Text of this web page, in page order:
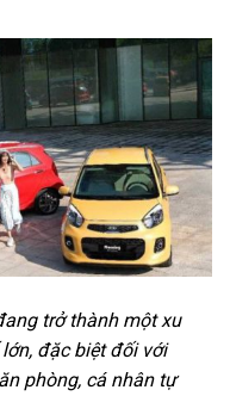
trở thành một xu
đặc biệt đối với
phòng, cá nhân tự